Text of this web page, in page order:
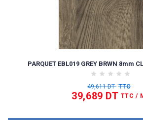
PARQUET EBL019 GREY BRWN 8mm
49,611 DT TTC
39,689 DT TTC /